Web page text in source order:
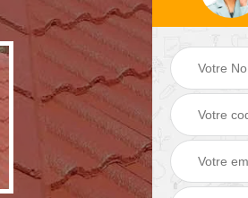
Peintre intérieur 54